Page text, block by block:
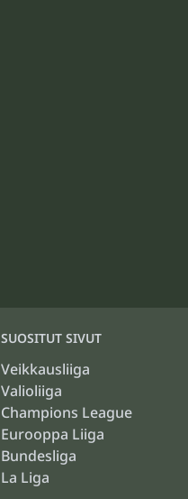
SUOSITUT SIVUT
Veikkausliiga
Valioliiga
Champions League
Eurooppa Liiga
Bundesliga
La Liga